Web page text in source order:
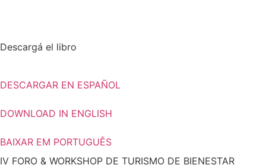
Descargá el libro
DESCARGAR EN ESPAÑOL
DOWNLOAD IN ENGLISH
BAIXAR EM PORTUGUÊS
IV FORO & WORKSHOP DE TURISMO DE BIENESTAR​